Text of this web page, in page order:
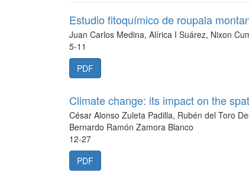
Estudio fitoquímico de roupala
Juan Carlos Medina, Alírica I Suárez, Nixon
5-11
PDF
Climate change: its impact on the
César Alonso Zuleta Padilla, Rubén del Toro
Bernardo Ramón Zamora Blanco
12-27
PDF